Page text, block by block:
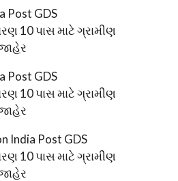
Post GDS
10 પાસ માટે ગ્રામીણ
Post GDS
10 પાસ માટે ગ્રામીણ
India Post GDS
10 પાસ માટે ગ્રામીણ